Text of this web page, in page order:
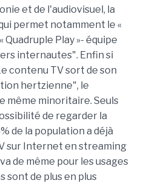
et de l'audiovisuel, la
permet notamment le «
Quadruple Play »- équipe
internautes". Enfin si
contenu TV sort de son
hertzienne", le
même minoritaire. Seuls
de regarder la
de la population a déjà
sur Internet en streaming
de même pour les usages
sont de plus en plus